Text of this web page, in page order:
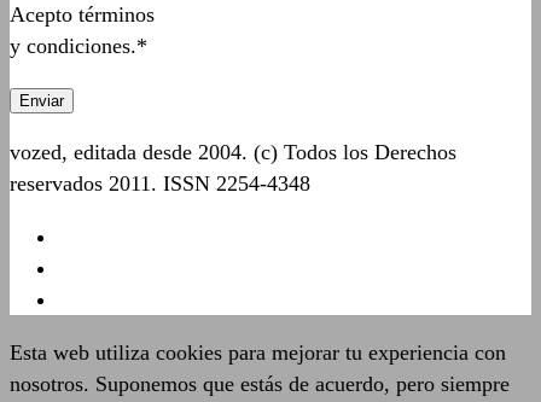
Acepto términos
y condiciones.*
vozed, editada desde 2004. (c) Todos los Derechos
reservados 2011. ISSN 2254-4348
Esta web utiliza cookies para mejorar tu experiencia con
nosotros. Suponemos que estás de acuerdo, pero siempre